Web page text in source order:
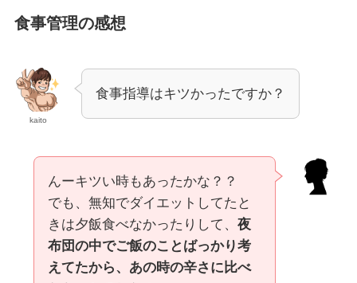
食事管理の感想
kaito
食事指導はキツかったですか？
んーキツい時もあったかな？？
でも、無知でダイエットしてたと
きは夕飯食べなかったりして、 夜
布団の中でご飯のことばっかり考
えてたから、あの時の辛さに比べ